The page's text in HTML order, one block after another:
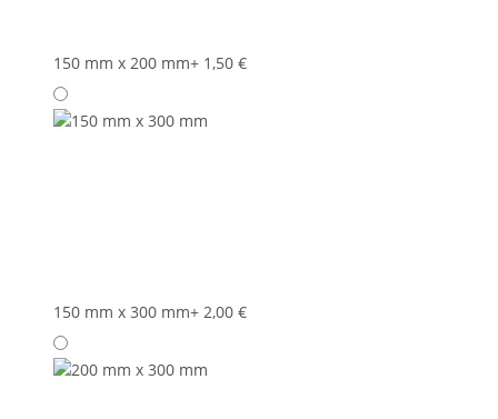
150 mm x 200 mm+ 1,50 €
150 mm x 300 mm+ 2,00 €